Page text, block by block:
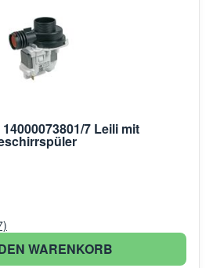
7 Leili mit
WARENKORB